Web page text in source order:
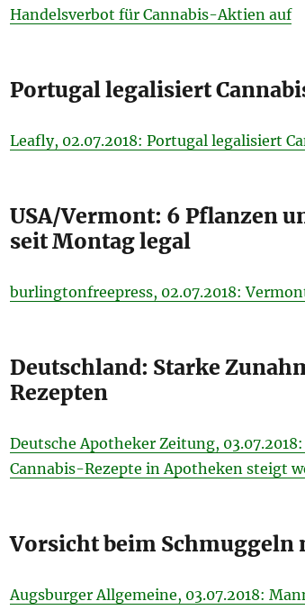
Handelsverbot für Cannabis-Aktien auf
Portugal legalisiert
Leafly, 02.07.2018: Portugal legalisiert
USA/Vermont: 6 Pflanzen
seit Montag legal
burlingtonfreepress, 02.07.2018:
Deutschland: Starke
Rezepten
Deutsche Apotheker Zeitung,
Cannabis-Rezepte in Apotheken steigt
Vorsicht beim Schmuggeln
Augsburger Allgemeine, 03.07.2018: